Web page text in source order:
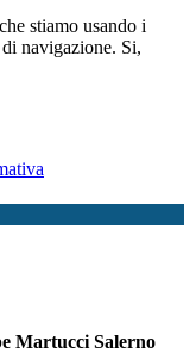
stiamo usando i
navigazione. Si,
Martucci Salerno